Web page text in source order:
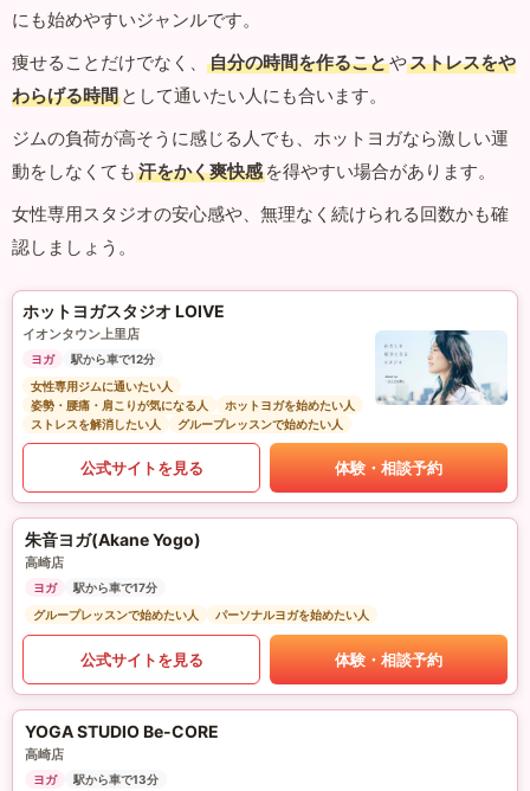
にも始めやすいジャンルです。
痩せることだけでなく、
自分の時間を作ることやストレスをや
わらげる時間 として通いたい人にも合います。
ジムの負荷が高そうに感じる人でも、ホットヨガなら激しい運
動をしなくても 汗をかく爽快感 を得やすい場合があります。
女性専用スタジオの安心感や、無理なく続けられる回数かも確
認しましょう。
ホットヨガスタジオ LOIVE
イオンタウン上里店
ヨガ
駅から車で12分
女性専用ジムに通いたい人
姿勢・腰痛・肩こりが気になる人
ホットヨガを始めたい人
ストレスを解消したい人
グループレッスンで始めたい人
公式サイトを見る 体験・相談予約
朱音ヨガ(Akane Yogo)
高崎店
ヨガ
駅から車で17分
グループレッスンで始めたい人
パーソナルヨガを始めたい人
公式サイトを見る 体験・相談予約
YOGA STUDIO Be-CORE
高崎店
ヨガ 駅から車で13分